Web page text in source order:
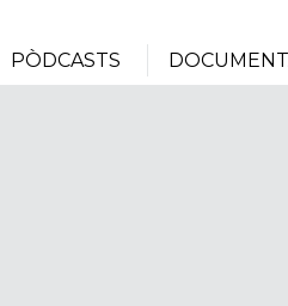
PÒDCASTS